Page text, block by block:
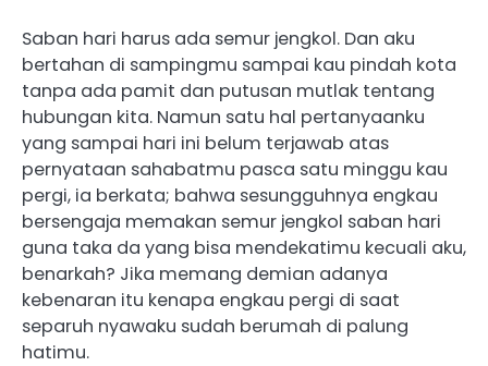
Saban hari harus ada semur jengkol. Dan aku
bertahan di sampingmu sampai kau pindah kota
tanpa ada pamit dan putusan mutlak tentang
hubungan kita. Namun satu hal pertanyaanku
yang sampai hari ini belum terjawab atas
pernyataan sahabatmu pasca satu minggu kau
pergi, ia berkata; bahwa sesungguhnya engkau
bersengaja memakan semur jengkol saban hari
guna taka da yang bisa mendekatimu kecuali aku,
benarkah? Jika memang demian adanya
kebenaran itu kenapa engkau pergi di saat
separuh nyawaku sudah berumah di palung
hatimu.